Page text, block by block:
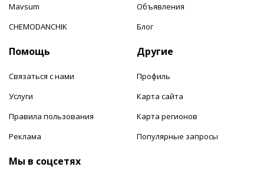
Mavsum
CHEMODANCHIK
Объявления
Блог
Помощь
Связаться с нами
Услуги
Правила пользования
Реклама
Другие
Профиль
Карта сайта
Карта регионов
Популярные запросы
Мы в соцсетях